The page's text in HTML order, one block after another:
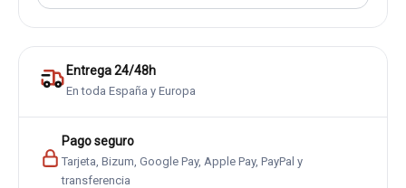
Entrega 24/48h
En toda España y Europa
Pago seguro
Tarjeta, Bizum, Google Pay, Apple Pay, PayPal y
transferencia